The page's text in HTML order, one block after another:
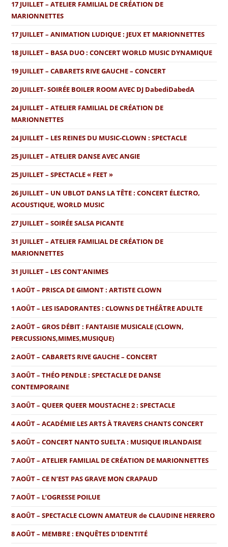
17 JUILLET – ATELIER FAMILIAL DE CRÉATION DE
MARIONNETTES
17 JUILLET – ANIMATION LUDIQUE : JEUX ET MARIONNETTES
18 JUILLET – BASA DUO : CONCERT WORLD MUSIC DYNAMIQUE
19 JUILLET – CABARETS RIVE GAUCHE – CONCERT
20 JUILLET- SOIRÉE BOILER ROOM AVEC DJ DabediDabedA
24 JUILLET – ATELIER FAMILIAL DE CRÉATION DE
MARIONNETTES
24 JUILLET – LES REINES DU MUSIC-CLOWN : SPECTACLE
25 JUILLET – ATELIER DANSE AVEC ANGIE
25 JUILLET – SPECTACLE « FEET »
26 JUILLET – UN UBLOT DANS LA TÊTE : CONCERT ÉLECTRO,
ACOUSTIQUE, WORLD MUSIC
27 JUILLET – SOIRÉE SALSA PICANTE
31 JUILLET – ATELIER FAMILIAL DE CRÉATION DE
MARIONNETTES
31 JUILLET – LES CONT'ANIMES
1 AOÛT – PRISCA DE GIMONT : ARTISTE CLOWN
1 AOÛT – LES ISADORANTES : CLOWNS DE THÉÂTRE ADULTE
2 AOÛT – GROS DÉBIT : FANTAISIE MUSICALE (CLOWN,
PERCUSSIONS,MIMES,MUSIQUE)
2 AOÛT – CABARETS RIVE GAUCHE – CONCERT
3 AOÛT – THÉO PENDLE : SPECTACLE DE DANSE
CONTEMPORAINE
3 AOÛT – QUEER QUEER MOUSTACHE 2 : SPECTACLE
4 AOÛT – ACADÉMIE LES ARTS À TRAVERS CHANTS CONCERT
5 AOÛT – CONCERT NANTO SUELTA : MUSIQUE IRLANDAISE
7 AOÛT – ATELIER FAMILIAL DE CRÉATION DE MARIONNETTES
7 AOÛT – CE N’EST PAS GRAVE MON CRAPAUD
7 AOÛT – L’OGRESSE POILUE
8 AOÛT – SPECTACLE CLOWN AMATEUR de CLAUDINE HERRERO
8 AOÛT – MEMBRE : ENQUÊTES D'IDENTITÉ